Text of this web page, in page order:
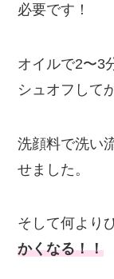
必要です！
オイルで2〜3
シュオフして
洗顔料で洗い
せました。
そして何より
かくなる！！